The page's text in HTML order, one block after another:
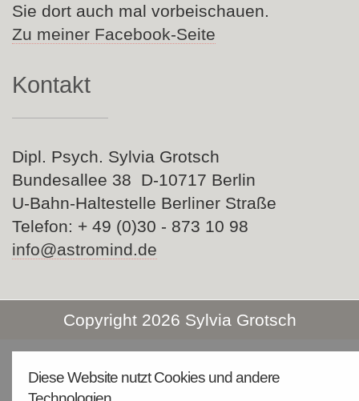
Sie dort auch mal vorbeischauen.
Zu meiner Facebook-Seite
Kontakt
Dipl. Psych. Sylvia Grotsch
Bundesallee 38 D-10717 Berlin
U-Bahn-Haltestelle Berliner Straße
Telefon: + 49 (0)30 - 873 10 98
info@astromind.de
Copyright 2026 Sylvia Grotsch
Diese Website nutzt Cookies und andere